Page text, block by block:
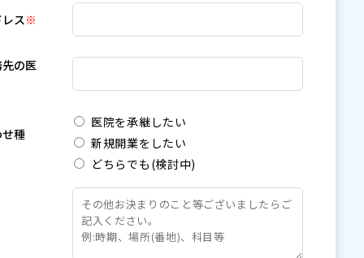
ス※
の医
種
医院を承継したい
新規開業をしたい
どちらでも(検討中)